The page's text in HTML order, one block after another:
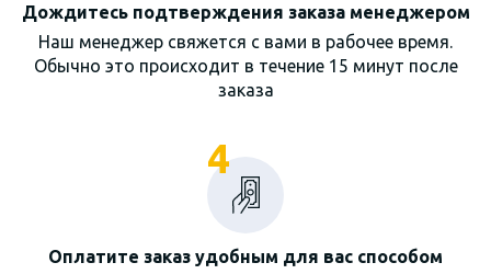
Дождитесь подтверждения заказа менеджером
Наш менеджер свяжется с вами в рабочее время.
Обычно это происходит в течение 15 минут после
заказа
4
Оплатите заказ удобным для вас способом